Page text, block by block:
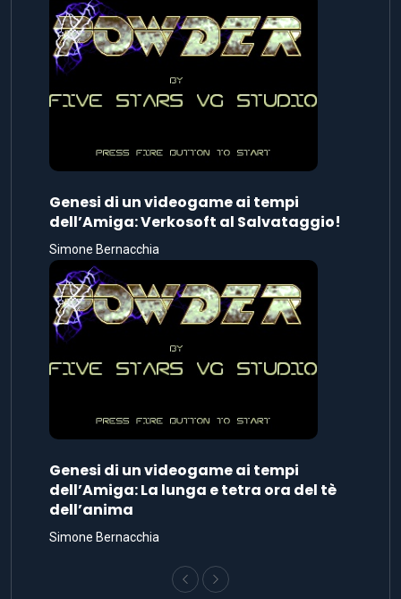
Genesi di un videogame ai tempi
dell’Amiga: Verkosoft al Salvataggio!
Simone Bernacchia
Genesi di un videogame ai tempi
dell’Amiga: La lunga e tetra ora del tè
dell’anima
Simone Bernacchia